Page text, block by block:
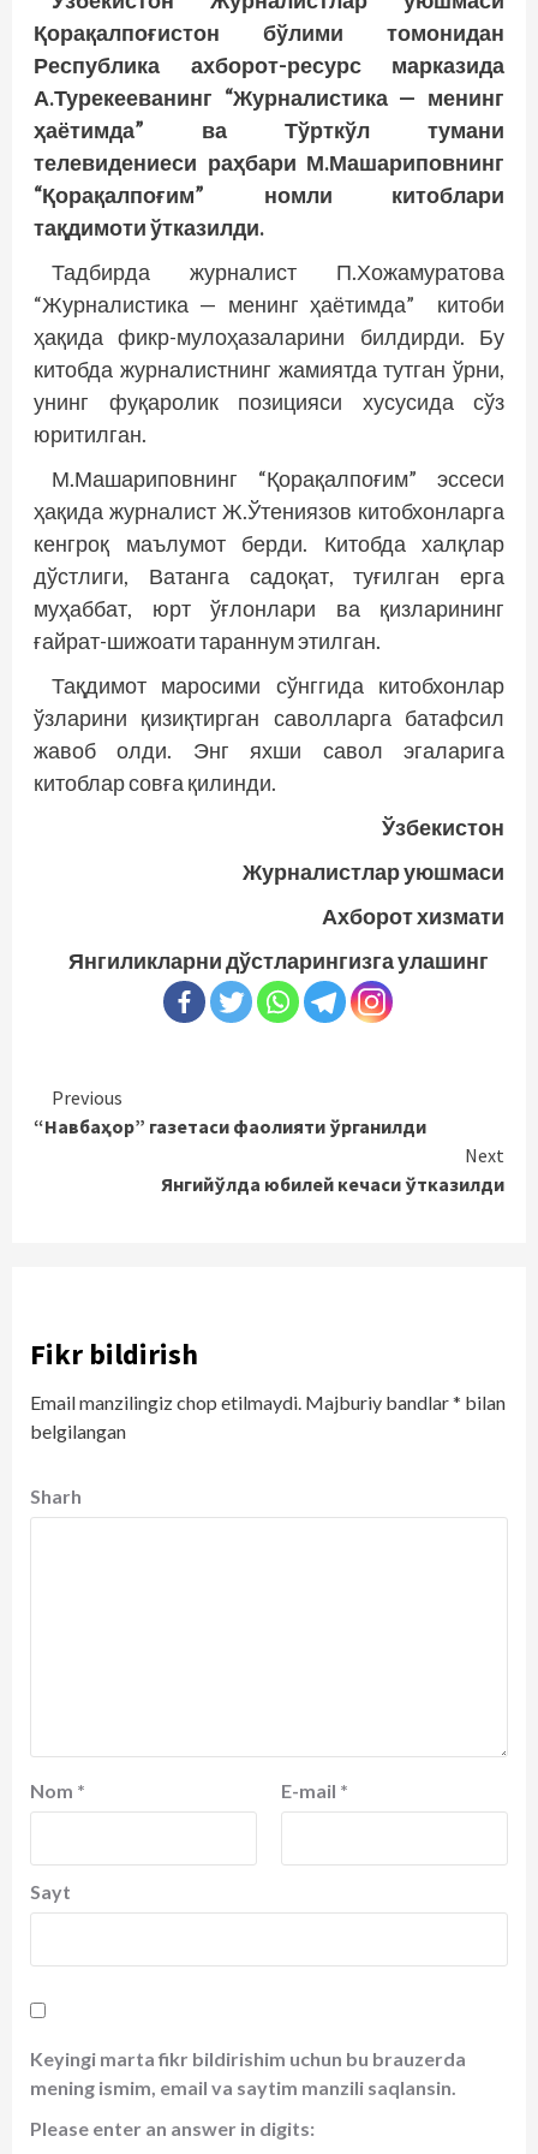
Қорақалпоғис­тон бўлими томонидан
Республика ахборот-ресурс марказида
А.Турекееванинг “Журналис­тика — менинг
ҳаё­тимда” ва Тўрткўл тумани
телевидениеси раҳбари М.Машариповнинг
“Қорақалпоғим” номли китоблари
тақдимоти ўтказилди.
Тадбирда журналист П.Хожамуратова
“Журналистика — менинг ҳаётимда” китоби
ҳақида фикр-мулоҳазаларини билдирди. Бу
китобда журналистнинг жамиятда тутган ўрни,
унинг фуқаролик позицияси хусусида сўз
юритилган.
М.Машариповнинг “Қорақалпоғим” эссеси
ҳақида журналист Ж.Ўтениязов китобхонларга
кенгроқ маълумот берди. Китобда халқлар
дўстлиги, Ватанга садоқат, туғилган ерга
муҳаббат, юрт ўғлонлари ва қизларининг
ғайрат-шижоати тараннум этилган.
Тақдимот маросими сўнггида китобхонлар
ўзларини қизиқтирган саволларга батафсил
жавоб олди. Энг яхши савол эгаларига
китоблар совға қилинди.
Ўзбекистон
Журналистлар уюшмаси
Ахборот хизмати
Янгиликларни дўстларингизга улашинг
Continue
Reading
Previous
“Навбаҳор” газетаси фаолияти ўрганилди
Next
Янгийўлда юбилей кечаси ўтказилди
Fikr bildirish
Email manzilingiz chop etilmaydi. Majburiy bandlar* bilan
belgilangan
Sharh
Nom * E-mail *
Sayt
Keyingi marta fikr bildirishim uchun bu brauzerda
mening ismim, email va saytim manzili saqlansin.
Please enter an answer in digits: